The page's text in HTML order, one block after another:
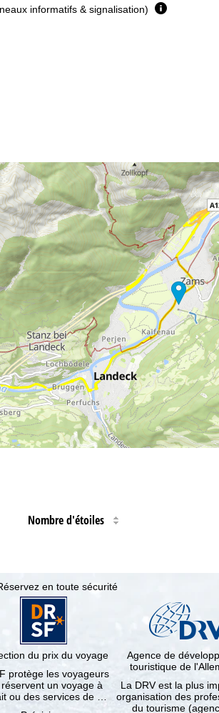
informatifs & signalisation)
Nombre d'étoiles
en toute sécurité
du prix du voyage
protège les voyageurs
un voyage à
ou des services de …
Agence de
touristique de
La DRV est la plus
organisation des
du tourisme